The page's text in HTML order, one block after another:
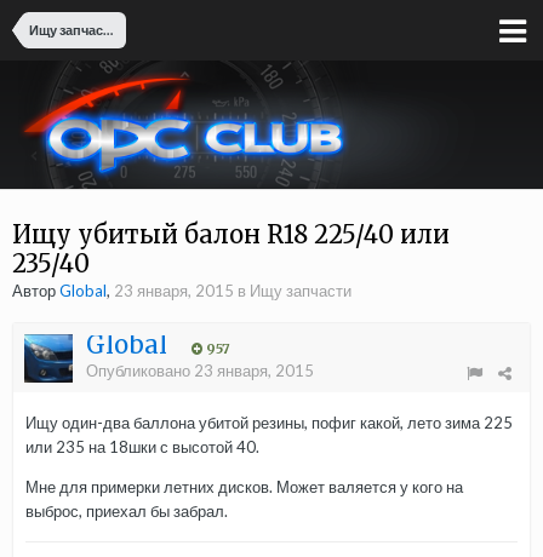
Ищу запчасти
Ищу убитый балон R18 225/40 или
235/40
АвторGlobal, 23 января, 2015 в Ищу запчасти
Global 957
Опубликовано 23 января, 2015
Ищу один-два баллона убитой резины, пофиг какой, лето зима 225
или 235 на 18шки с высотой 40.
Мне для примерки летних дисков. Может валяется у кого на
выброс, приехал бы забрал.